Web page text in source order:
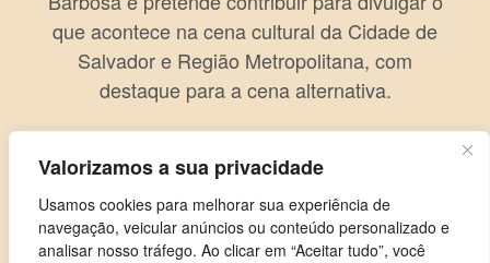
Valorizamos a sua privacidade
Usamos cookies para melhorar sua experiência de
navegação, veicular anúncios ou conteúdo personalizado e
analisar nosso tráfego. Ao clicar em “Aceitar tudo”, você
que acontece na cena cultural da Cidade de
Salvador e Região Metropolitana, com
destaque para a cena alternativa.